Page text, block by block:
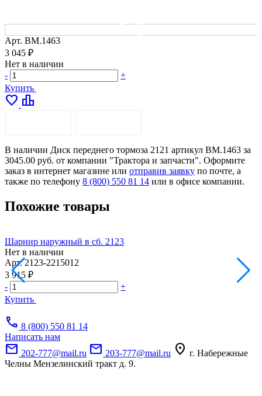
Арт. ВМ.1463
3 045 ₽
Нет в наличии
-
+
Купить
favorite leaderboard
В наличии Диск переднего тормоза 2121 артикул ВМ.1463 за
3045.00 руб. от компании "Трактора и запчасти". Оформите
заказ в интернет магазине или отправив заявку по почте, а
также по телефону 8 (800) 550 81 14 или в офисе компании.
Похожие товары
Шарнир наружный в сб. 2123
Нет в наличии
Арт. 2123-2215012
3 915 ₽
-
+
Купить
call 8 (800) 550 81 14
Написать нам
mail 202-777@mail.ru mail 203-777@mail.ru location_on г. Набережные
Челны Мензелинский тракт д. 9.